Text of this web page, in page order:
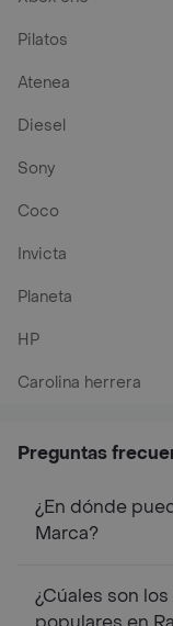
Pilatos
Atenea
Diesel
Sony
Coco
Invicta
Planeta
HP
Carolina herrera
Preguntas
¿En dónde
Marca?
¿Cúales son